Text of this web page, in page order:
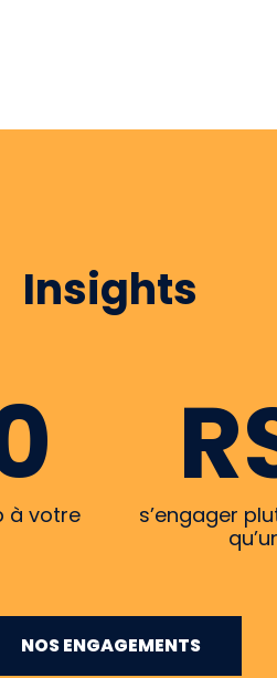
Insights
à votre
s’engager
NOS ENGAGEMENTS